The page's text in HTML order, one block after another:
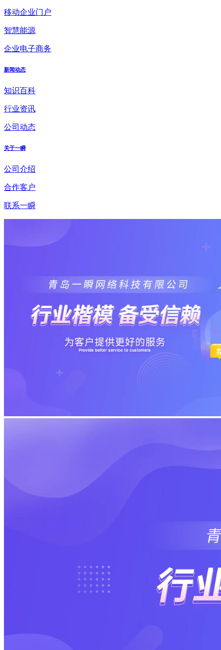
移动企业门户
智慧能源
企业电子商务
新闻动态
知识百科
行业资讯
公司动态
关于一瞬
公司介绍
合作客户
联系一瞬